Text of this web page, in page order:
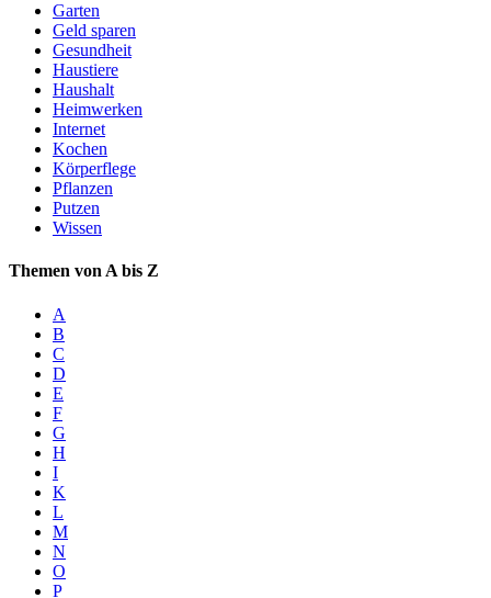
Garten
Geld sparen
Gesundheit
Haustiere
Haushalt
Heimwerken
Internet
Kochen
Körperflege
Pflanzen
Putzen
Wissen
Themen von A bis Z
A
B
C
D
E
F
G
H
I
K
L
M
N
O
P